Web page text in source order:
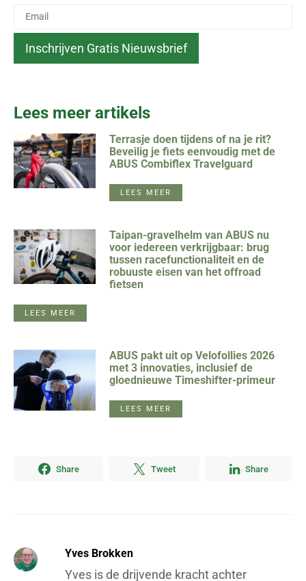
Lees meer artikels
Terrasje doen tijdens of na je rit?
Beveilig je fiets eenvoudig met de
ABUS Combiflex Travelguard
LEES MEER
Taipan-gravelhelm van ABUS nu
voor iedereen verkrijgbaar: brug
tussen racefunctionaliteit en de
robuuste eisen van het offroad
fietsen
LEES MEER
ABUS pakt uit op Velofollies 2026
met 3 innovaties, inclusief de
gloednieuwe Timeshifter-primeur
LEES MEER
Share Tweet Share
Yves Brokken
Yves is de drijvende kracht achter